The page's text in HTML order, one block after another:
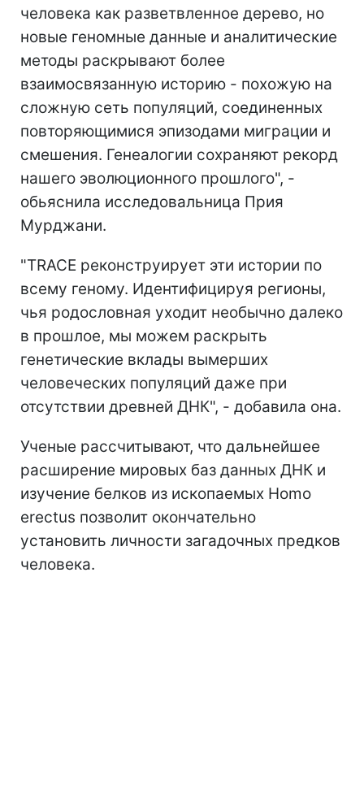
человека как разветвленное дерево, но
новые геномные данные и аналитические
методы раскрывают более
взаимосвязанную историю - похожую на
сложную сеть популяций, соединенных
повторяющимися эпизодами миграции и
смешения. Генеалогии сохраняют рекорд
нашего эволюционного прошлого", -
обьяснила исследовальница Прия
Мурджани.
"TRACE реконструирует эти истории по
всему геному. Идентифицируя регионы,
чья родословная уходит необычно далеко
в прошлое, мы можем раскрыть
генетические вклады вымерших
человеческих популяций даже при
отсутствии древней ДНК", - добавила она.
Ученые рассчитывают, что дальнейшее
расширение мировых баз данных ДНК и
изучение белков из ископаемых Homo
erectus позволит окончательно
установить личности загадочных предков
человека.